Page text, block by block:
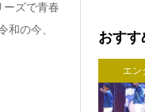
ズで青春
和の今、
おす
エン